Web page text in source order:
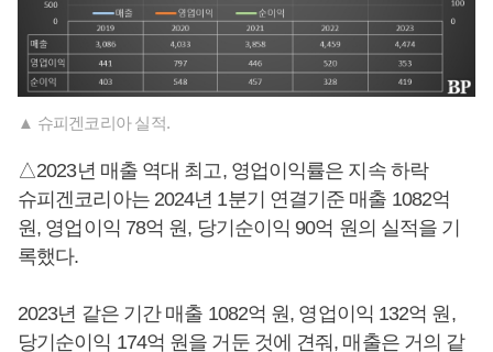
▲ 슈피겐코리아 실적.
△2023년 매출 역대 최고, 영업이익률은 지속 하락
슈피겐코리아는 2024년 1분기 연결기준 매출 1082억
원, 영업이익 78억 원, 당기순이익 90억 원의 실적을 기
록했다.
2023년 같은 기간 매출 1082억 원, 영업이익 132억 원,
당기순이익 174억 원을 거둔 것에 견줘, 매출은 거의 같